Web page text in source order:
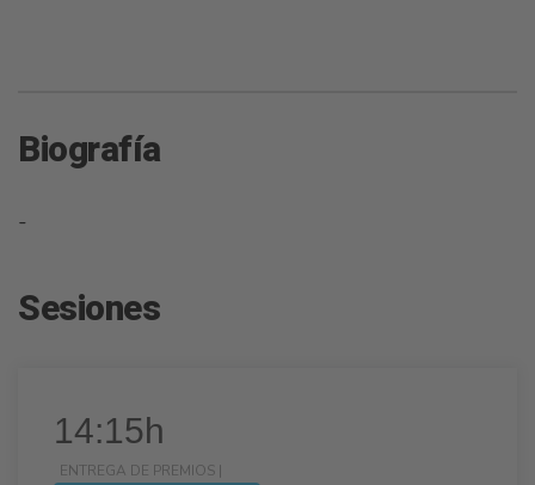
Biografía
-
Sesiones
14:15h
ENTREGA DE PREMIOS |